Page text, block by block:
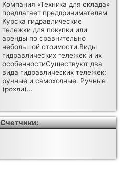
Компания «Техника для склада»
предлагает предпринимателям
Курска гидравлические
тележки для покупки или
аренды по сравнительно
небольшой стоимости.Виды
гидравлических тележек и их
особенностиСуществуют два
вида гидравлических тележек:
ручные и самоходные. Ручные
(рохли)...
Счетчики: